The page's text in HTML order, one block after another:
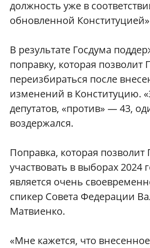
должность уже в
обновленной
В результате Госдума
поправку, которая позволит
переизбираться после
изменений в Конституцию.
депутатов, «против» — 43,
воздержался.
Поправка, которая позволит
участвовать в выборах 2024
является очень
спикер Совета Федерации
Матвиенко.
«Мне кажется, что внесенное